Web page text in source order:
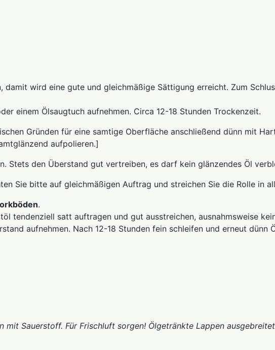
wird eine gute und gleichmäßige Sättigung erreicht. Zum
einem Ölsaugtuch aufnehmen. Circa 12-18 Stunden Trockenzeit.
Gründen für eine samtige Oberfläche anschließend dünn mit
aufpolieren.]
Stets den Überstand gut vertreiben, es darf kein glänzendes Öl
Sie bitte auf gleichmäßigen Auftrag und streichen Sie die Rolle in
.
tendenziell satt auftragen und gut ausstreichen, ausnahmsweise
aufnehmen. Nach 12-18 Stunden fein schleifen und erneut dünn
Sauerstoff. Für Frischluft sorgen! Ölgetränkte Lappen